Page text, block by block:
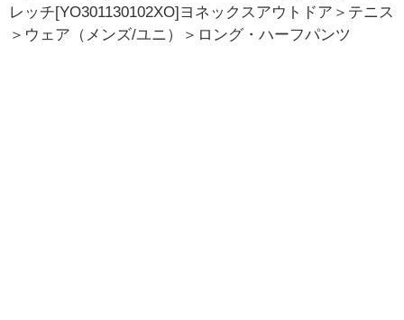
レッチ[YO301130102XO]ヨネックスアウトドア＞テニス
＞ウェア（メンズ/ユニ）＞ロング・ハーフパンツ